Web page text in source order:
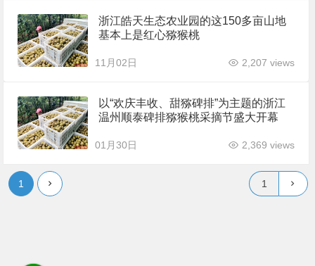
浙江皓天生态农业园的这150多亩山地
基本上是红心猕猴桃
11月02日 2,207 views
以“欢庆丰收、甜猕碑排”为主题的浙江
温州顺泰碑排猕猴桃采摘节盛大开幕
01月30日 2,369 views
1